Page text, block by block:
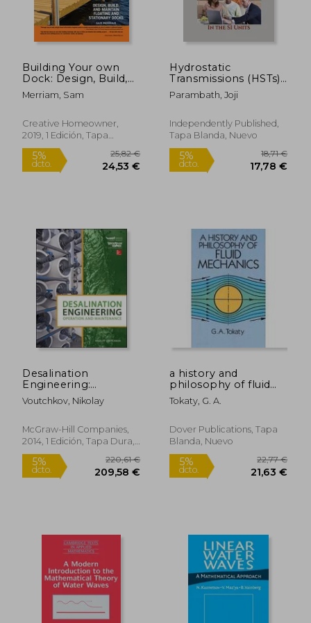
dcto. 94,27 € dcto.
Building Your own
Dock: Design, Build,
and Maintain Floating
and Stationary Docks
Merriam, Sam
Creative Homeowner,
2019, 1 Edición, Tapa
Blanda, Nuevo
5%
dcto.
25,82 €
24,53 €
Hydrostatic
Transmissions (HSTs):
In the SI Units (en
Inglés)
Parambath, Joji
Independently Published,
Tapa Blanda, Nuevo
5%
dcto.
Desalination
Engineering:
Operation and
Maintenance (en
Voutchkov, Nikolay
McGraw-Hill Companies,
2014, 1 Edición, Tapa Dura,
Nuevo
a history and
philosophy of fluid
mechanics (en Inglés)
Tokaty, G. A.
Dover Publications, Tapa
Blanda, Nuevo